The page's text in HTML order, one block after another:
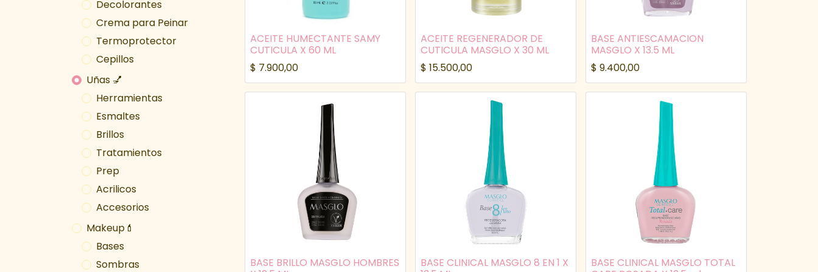
Decolorantes
Crema para Peinar
Termoprotector
Cepillos
Uñas 💅
Herramientas
Esmaltes
Brillos
Tratamientos
Prep
Acrilicos
Accesorios
Makeup💄
Bases
Sombras
ACEITE HUMECTANTE SAMY
CUTICULA X 60 ML
$ 7.900,00
ACEITE REGENERADOR DE
CUTICULA MASGLO X 30 ML
$ 15.500,00
BASE ANTIESCAMACION
MASGLO X 13.5 ML
$ 9.400,00
BASE BRILLO MASGLO HOMBRES
BASE CLINICAL MASGLO 8 EN 1 X
BASE CLINICAL MASGLO TOTAL